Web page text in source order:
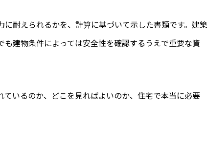
耐えられるかを、計算に基づいて示した書類です。建築
建物条件によっては安全性を確認するうえで重要な資
いるのか、どこを見ればよいのか、住宅で本当に必要